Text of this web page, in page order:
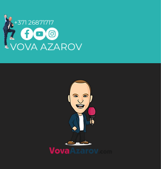
+371 26871717
VOVA AZAROV